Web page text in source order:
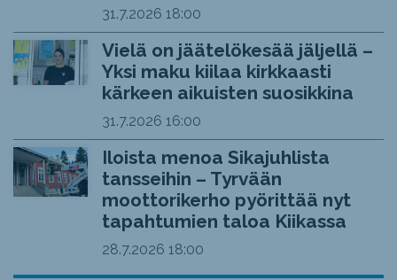
31.7.2026 18:00
Vielä on jäätelökesää jäljellä –
Yksi maku kiilaa kirkkaasti
kärkeen aikuisten suosikkina
31.7.2026 16:00
Iloista menoa Sikajuhlista
tansseihin – Tyrvään
moottorikerho pyörittää nyt
tapahtumien taloa Kiikassa
28.7.2026 18:00